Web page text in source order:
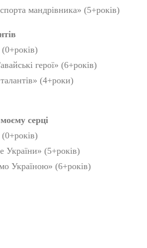
мандрівника» (5+років)
герої» (6+років)
(4+роки)
серці
України» (5+років)
Україною» (6+років)